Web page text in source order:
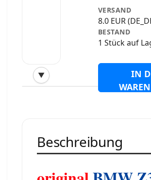
▼
‹
VERSAND
8.0 EUR
BESTAND
1 Stück auf
IN
Beschreibung